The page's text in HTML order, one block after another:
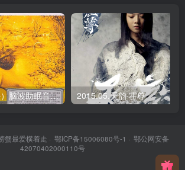
ALPHA（阿尔法）脑波助眠音乐《舒眠》 2015.05.天韵·霍尊
蟹最爱横着走 · 鄂ICP备15006080号-1 · 鄂公网安备
42070402000110号